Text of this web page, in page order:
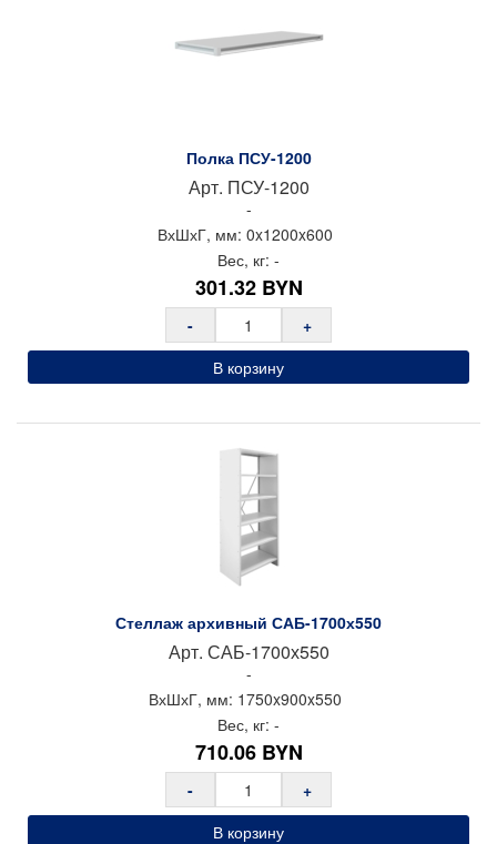
Полка ПСУ-1200
Арт. ПСУ-1200
-
ВхШхГ, мм: 0x1200x600
Вес, кг: -
301.32 BYN
-
+
В корзину
Стеллаж архивный САБ-1700х550
Арт. САБ-1700х550
-
ВхШхГ, мм: 1750x900x550
Вес, кг: -
710.06 BYN
-
+
В корзину